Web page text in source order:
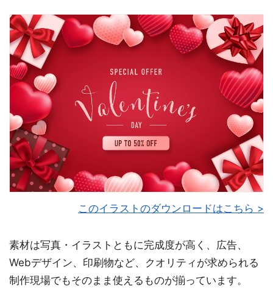
このイラストのダウンロードはこちら >
素材は写真・イラストともに完成度が高く、広告、
Webデザイン、印刷物など、クオリティが求められる
制作現場でもそのまま使えるものが揃っています。